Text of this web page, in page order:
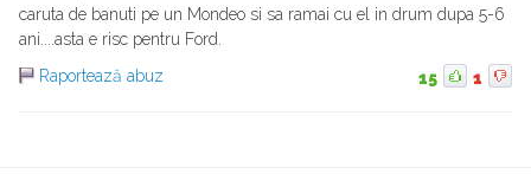
caruta de banuti pe un Mondeo si sa ramai cu el in drum dupa 5-6
ani....asta e risc pentru Ford.
Raportează abuz
15 1